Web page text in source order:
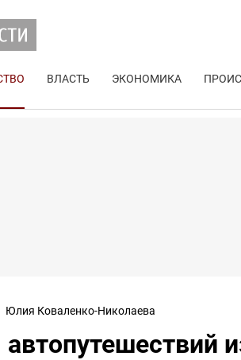
ВЛАСТЬ ЭКОНОМИКА
Юлия Коваленко-Николаева